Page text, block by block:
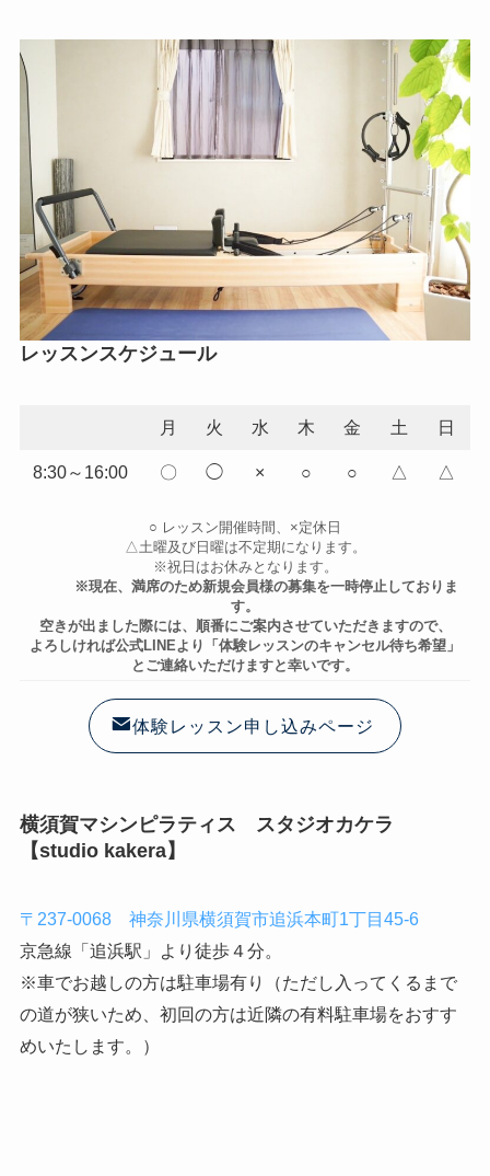
レッスンスケジュール
月 火 水 木 金 土 日
8:30～16:00 〇 ◯ × ○ ○ △ △
○ レッスン開催時間、×定休日
△土曜及び日曜は不定期になります。
※祝日はお休みとなります。
※現在、満席のため新規会員様の募集を一時停止しておりま
す。
空きが出ました際には、順番にご案内させていただきますので、
よろしければ公式LINEより「体験レッスンのキャンセル待ち希望」
とご連絡いただけますと幸いです。
体験レッスン申し込みページ
横須賀マシンピラティス スタジオカケラ
【studio kakera】
〒237-0068 神奈川県横須賀市追浜本町1丁目45-6
京急線「追浜駅」より徒歩４分。
※車でお越しの方は駐車場有り（ただし入ってくるまで
の道が狭いため、初回の方は近隣の有料駐車場をおすす
めいたします。）